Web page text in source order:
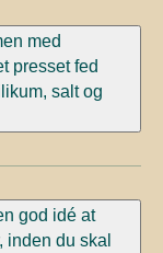
med
presset fed
salt og
god idé at
inden du skal